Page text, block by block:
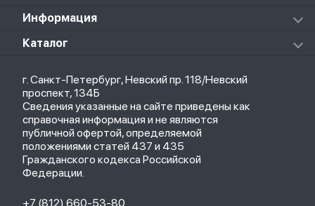
Xiaomi Redmi Pad
Роботы-пылесосы
Стилусы
Товары для детей
Саундбары
Мониторы
ТВ-приставки
Аксессуары к пылесосам и швабрам
Чехлы
Рюкзаки
Кабели
Зарядные устройства
Информация
О магазине
Политика конфиденциальности
Оплата и доставка
Партнерская программа
Гарантия
Обмен и возврат
Бонусы
Trade-in
Каталог
Новые поступления
Популярное
Акции
г. Санкт-Петербург, Невский пр. 118/Невский
проспект, 134Б
Сведения указанные на сайте приведены как
справочная информация и не являются
публичной офертой, определяемой
положениями статей 437 и 435
Гражданского кодекса Российской
Федерации.
+7 (812) 660-53-80